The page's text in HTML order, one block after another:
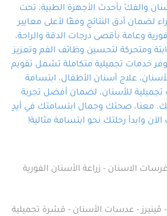
في أيد أمينة تلبي احتياجاتك بكل
احترافية ودقة.
والفكّ بأحدث الأجهزة الطبية، تحت
لضمان أدق النتائج وفقًا لأعلى معايير
وعامة بأقصى درجات الدقة والراحة،
ومتحركة لتحسين وظائف الفم وتعزيز
خدمات تجميلية متكاملة تشمل تقويم
علاج أسنان الأطفال، ابتسامة
تجميلية للأسنان، لضمان أفضل تجربة
معنا، صحتك وجمال ابتسامتك في أيدٍ
وابدأ رحلتك نحو ابتسامة مثالية!
الاسنان - زراعة الأسنان الفورية
ڤينيرز - عدسات الأسنان - قشرة تجميلية